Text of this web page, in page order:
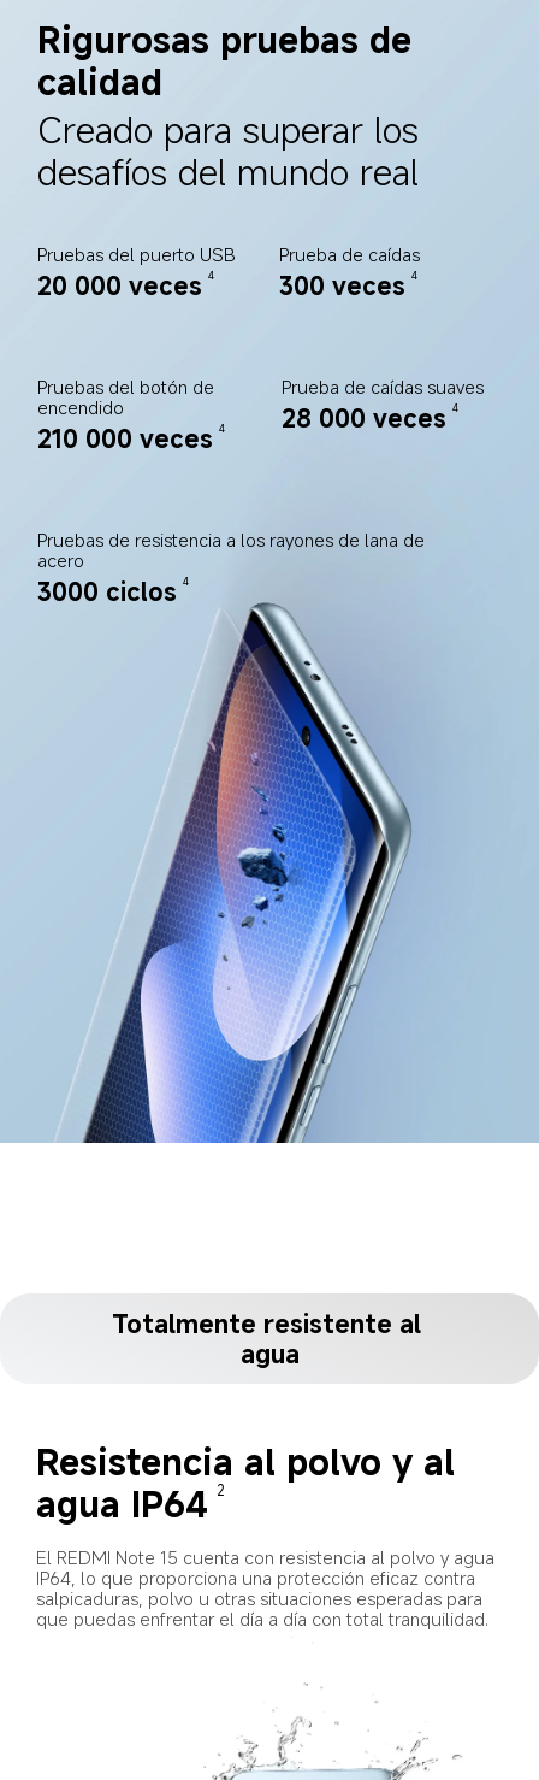
Rigurosas pruebas de
calidad
Creado para superar los
desafíos del mundo real
Pruebas del puerto USB
20 000 veces 4
Prueba de caídas
300 veces 4
Pruebas del botón de
encendido
210 000 veces 4
Prueba de caídas suaves
28 000 veces 4
Pruebas de resistencia a los rayones de lana de
acero
3000 ciclos 4
Totalmente resistente al
agua
Resistencia al polvo y al
agua IP64 2
El REDMI Note 15 cuenta con resistencia al polvo y agua
IP64, lo que proporciona una protección eficaz contra
salpicaduras, polvo u otras situaciones esperadas para
que puedas enfrentar el día a día con total tranquilidad.